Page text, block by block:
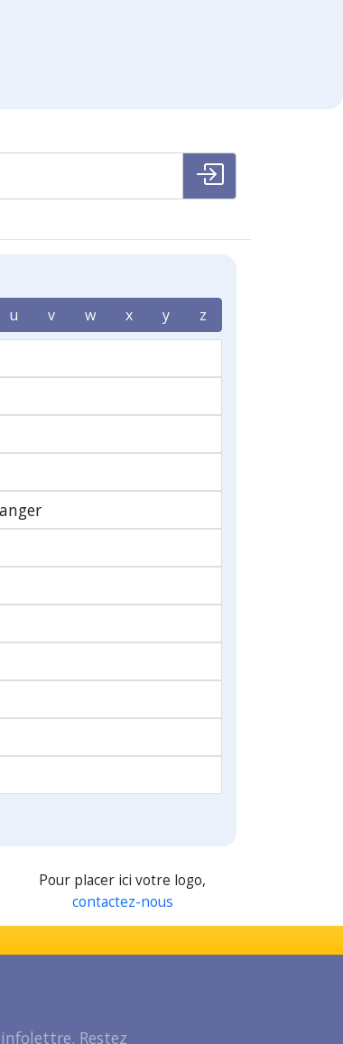
u v w x y z
Pour placer ici votre logo,
contactez-nous
Restez